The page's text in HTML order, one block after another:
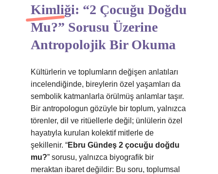
Kimliği: “2 Çocuğu Doğdu
Mu?” Sorusu Üzerine
Antropolojik Bir Okuma
Kültürlerin ve toplumların değişen anlatıları
incelendiğinde, bireylerin özel yaşamları da
sembolik katmanlarla örülmüş anlamlar taşır.
Bir antropologun gözüyle bir toplum, yalnızca
törenler, dil ve ritüellerle değil; ünlülerin özel
hayatıyla kurulan kolektif mitlerle de
şekillenir. “Ebru Gündeş 2 çocuğu doğdu
mu?” sorusu, yalnızca biyografik bir
meraktan ibaret değildir: Bu soru, toplumsal